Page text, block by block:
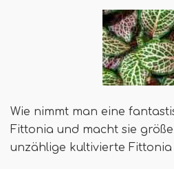
Wie nimmt man eine
Fittonia und macht sie
unzählige kultivierte